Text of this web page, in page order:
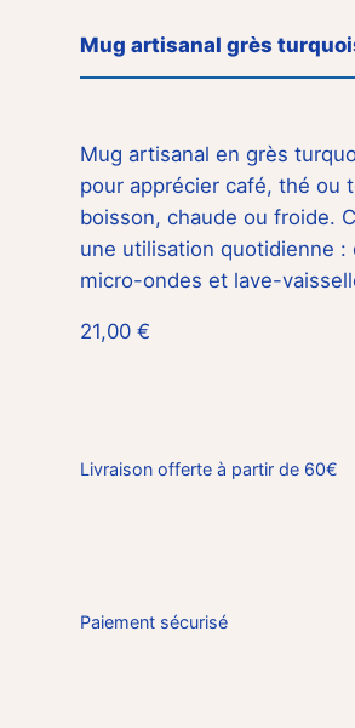
Mug artisanal grès
Mug artisanal en grès
pour apprécier café, thé ou
boisson, chaude ou froide.
une utilisation quotidienne :
micro-ondes et lave-
21,00€
Livraison offerte à partir de 60€
Paiement sécurisé